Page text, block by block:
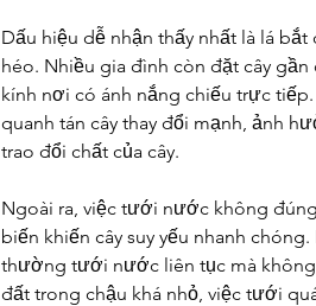
Dấu hiệu dễ nhận thấy nhất là lá
héo. Nhiều gia đình còn đặt cây
kính nơi có ánh nắng chiếu trực
quanh tán cây thay đổi mạnh, ảnh
trao đổi chất của cây.
Ngoài ra, việc tưới nước không
biến khiến cây suy yếu nhanh
thường tưới nước liên tục mà
đất trong chậu khá nhỏ, việc tưới